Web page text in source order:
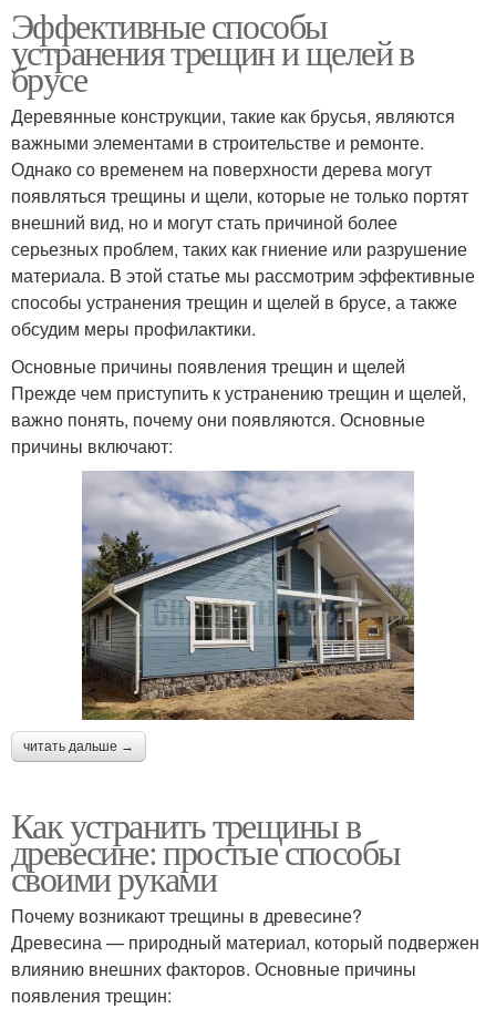
Эффективные способы
устранения трещин и щелей в
брусе
Деревянные конструкции, такие как брусья, являются
важными элементами в строительстве и ремонте.
Однако со временем на поверхности дерева могут
появляться трещины и щели, которые не только портят
внешний вид, но и могут стать причиной более
серьезных проблем, таких как гниение или разрушение
материала. В этой статье мы рассмотрим эффективные
способы устранения трещин и щелей в брусе, а также
обсудим меры профилактики.
Основные причины появления трещин и щелей
Прежде чем приступить к устранению трещин и щелей,
важно понять, почему они появляются. Основные
причины включают:
читать дальше →
Как устранить трещины в
древесине: простые способы
своими руками
Почему возникают трещины в древесине?
Древесина — природный материал, который подвержен
влиянию внешних факторов. Основные причины
появления трещин: